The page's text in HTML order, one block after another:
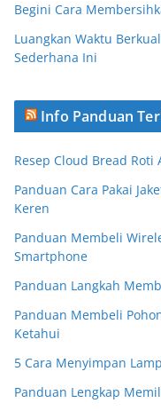
Begini Cara
Luangkan Waktu
Sederhana Ini
Info Panduan
Resep Cloud Bread Roti
Panduan Cara Pakai
Keren
Panduan Membeli
Smartphone
Panduan Langkah
Panduan Membeli
Ketahui
5 Cara Menyimpan
Panduan Lengkap